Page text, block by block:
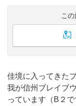
こ
佳境に入ってきた
我が信州ブレイブ
っています（B２で